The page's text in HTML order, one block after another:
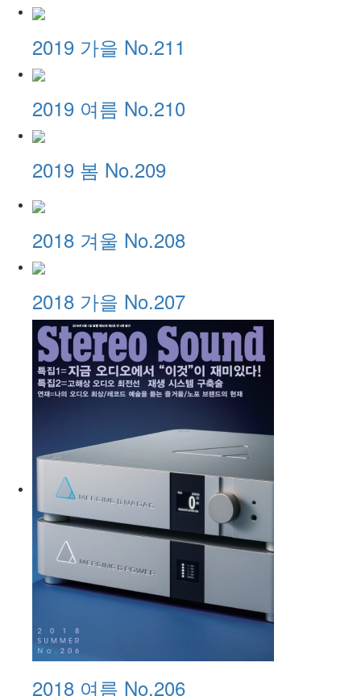
2019 가을 No.211
2019 여름 No.210
2019 봄 No.209
2018 겨울 No.208
2018 가을 No.207
2018 여름 No.206